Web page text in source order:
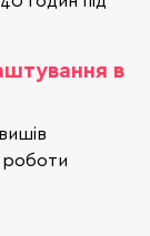
в
роботи